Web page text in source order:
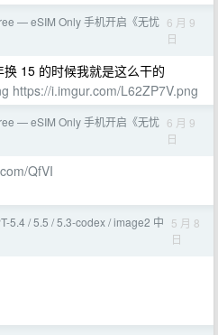
— eSIM Only 手机开启《无忧 6 月 9
日
15 的时候我就是这么干的
https://i.imgur.com/L62ZP7V.png
— eSIM Only 手机开启《无忧 6 月 9
日
QfVI
5.4 / 5.5 / 5.3-codex / image2 中 5 月 8
日